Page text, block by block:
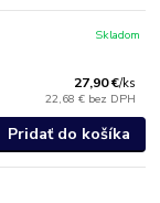
27,90 €/ks
22,68 € bez DPH
Skladom
Pridať do košíka